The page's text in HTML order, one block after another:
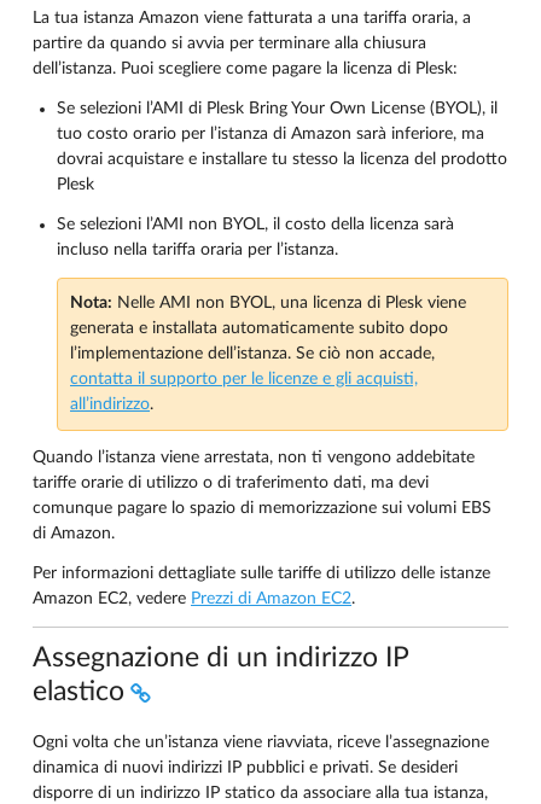
La tua istanza Amazon viene fatturata a una tariffa oraria, a
partire da quando si avvia per terminare alla chiusura
dell’istanza. Puoi scegliere come pagare la licenza di Plesk:
Se selezioni l’AMI di Plesk Bring Your Own License (BYOL), il
tuo costo orario per l’istanza di Amazon sarà inferiore, ma
dovrai acquistare e installare tu stesso la licenza del prodotto
Plesk
Se selezioni l’AMI non BYOL, il costo della licenza sarà
incluso nella tariffa oraria per l’istanza.
Nota: Nelle AMI non BYOL, una licenza di Plesk viene
generata e installata automaticamente subito dopo
l’implementazione dell’istanza. Se ciò non accade,
contatta il supporto per le licenze e gli acquisti,
all’indirizzo.
Quando l’istanza viene arrestata, non ti vengono addebitate
tariffe orarie di utilizzo o di traferimento dati, ma devi
comunque pagare lo spazio di memorizzazione sui volumi EBS
di Amazon.
Per informazioni dettagliate sulle tariffe di utilizzo delle istanze
Amazon EC2, vedere Prezzi di Amazon EC2.
Assegnazione di un indirizzo IP
elastico
Ogni volta che un’istanza viene riavviata, riceve l’assegnazione
dinamica di nuovi indirizzi IP pubblici e privati. Se desideri
disporre di un indirizzo IP statico da associare alla tua istanza,